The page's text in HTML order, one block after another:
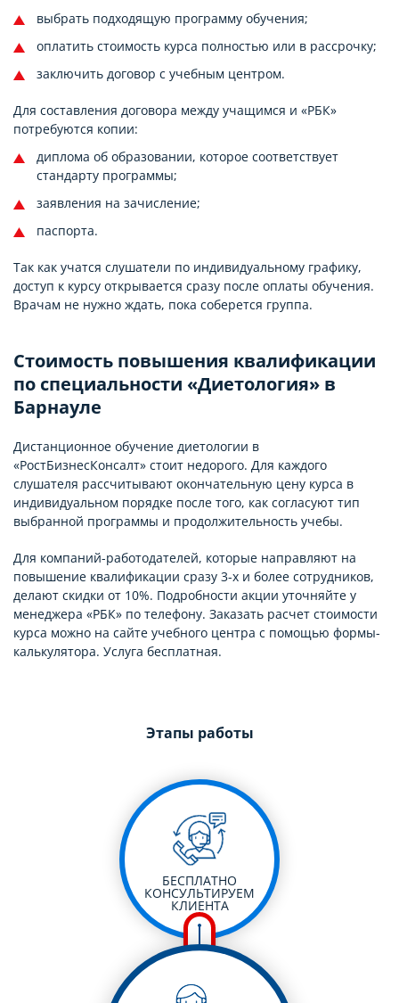
выбрать подходящую программу обучения;
оплатить стоимость курса полностью или в рассрочку;
заключить договор с учебным центром.
Для составления договора между учащимся и «РБК»
потребуются копии:
диплома об образовании, которое соответствует
стандарту программы;
заявления на зачисление;
паспорта.
Так как учатся слушатели по индивидуальному графику,
доступ к курсу открывается сразу после оплаты обучения.
Врачам не нужно ждать, пока соберется группа.
Стоимость повышения квалификации
по специальности «Диетология» в
Барнауле
Дистанционное обучение диетологии в
«РостБизнесКонсалт» стоит недорого. Для каждого
слушателя рассчитывают окончательную цену курса в
индивидуальном порядке после того, как согласуют тип
выбранной программы и продолжительность учебы.
Для компаний-работодателей, которые направляют на
повышение квалификации сразу 3-х и более сотрудников,
делают скидки от 10%. Подробности акции уточняйте у
менеджера «РБК» по телефону. Заказать расчет стоимости
курса можно на сайте учебного центра с помощью формы-
калькулятора. Услуга бесплатная.
Этапы работы
БЕСПЛАТНО
КОНСУЛЬТИРУЕМ
КЛИЕНТА